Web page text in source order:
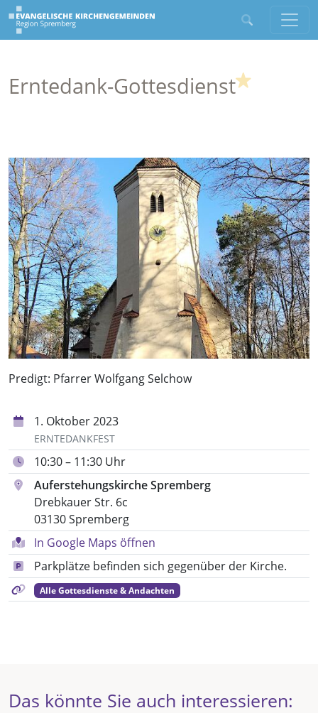
Erntedank-Gottesdienst
Predigt: Pfarrer Wolfgang Selchow
1. Oktober 2023
ERNTEDANKFEST
10:30 – 11:30 Uhr
Auferstehungskirche Spremberg
Drebkauer Str. 6c
03130 Spremberg
In Google Maps öffnen
Parkplätze befinden sich gegenüber der Kirche.
Alle Gottesdienste & Andachten
Das könnte Sie auch interessieren: